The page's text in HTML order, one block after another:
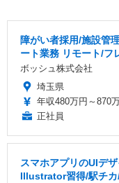
障がい者採用/施設管
ート業務 リモート/フ
ボッシュ株式会社
埼玉県
年収480万円～870
正社員
スマホアプリのUIデ
Illustrator習得/駅チカ